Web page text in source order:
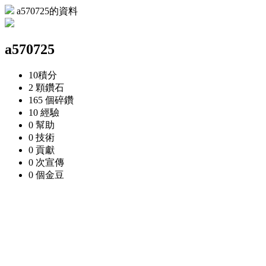
a570725的資料
a570725
10積分
2 顆鑽石
165 個碎鑽
10 經驗
0 幫助
0 技術
0 貢獻
0 次宣傳
0 個金豆